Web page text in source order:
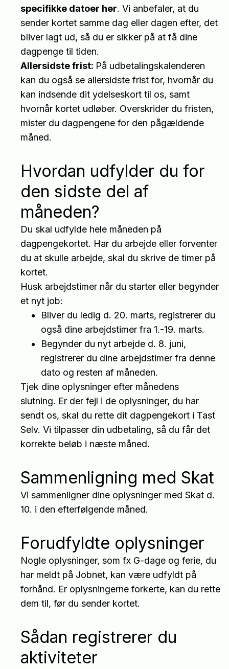
specifikke datoer her. Vi anbefaler, at du
sender kortet samme dag eller dagen efter, det
bliver lagt ud, så du er sikker på at få dine
dagpenge til tiden.
Allersidste frist: På udbetalingskalenderen
kan du også se allersidste frist for, hvornår du
kan indsende dit ydelseskort til os, samt
hvornår kortet udløber. Overskrider du fristen,
mister du dagpengene for den pågældende
måned.
Hvordan udfylder du for
den sidste del af
måneden?
Du skal udfylde hele måneden på
dagpengekortet. Har du arbejde eller forventer
du at skulle arbejde, skal du skrive de timer på
kortet.
Husk arbejdstimer når du starter eller begynder
et nyt job:
Bliver du ledig d. 20. marts, registrerer du
også dine arbejdstimer fra 1.-19. marts.
Begynder du nyt arbejde d. 8. juni,
registrerer du dine arbejdstimer fra denne
dato og resten af måneden.
Tjek dine oplysninger efter månedens
slutning. Er der fejl i de oplysninger, du har
sendt os, skal du rette dit dagpengekort i Tast
Selv. Vi tilpasser din udbetaling, så du får det
korrekte beløb i næste måned.
Sammenligning med Skat
Vi sammenligner dine oplysninger med Skat d.
10. i den efterfølgende måned.
Forudfyldte oplysninger
Nogle oplysninger, som fx G-dage og ferie, du
har meldt på Jobnet, kan være udfyldt på
forhånd. Er oplysningerne forkerte, kan du rette
dem til, før du sender kortet.
Sådan registrerer du
aktiviteter